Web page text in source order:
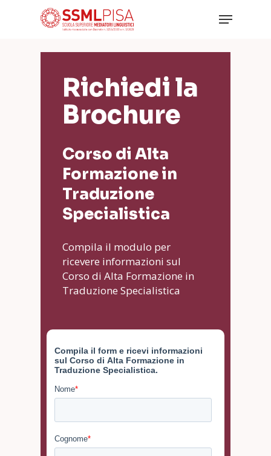
Menu
Richiedi la
Brochure
Corso di Alta
Formazione in
Traduzione
Specialistica
Compila il modulo per
ricevere informazioni sul
Corso di Alta Formazione in
Traduzione Specialistica